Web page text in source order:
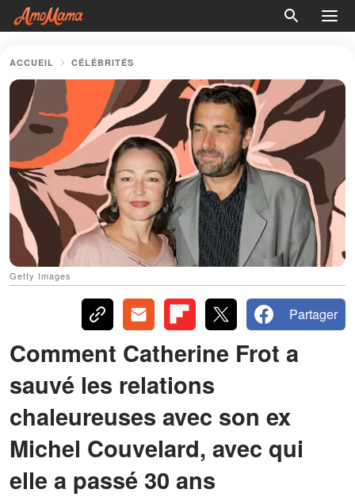
ACCUEIL CÉLÉBRITÉS
Getty Images
Partager
Comment Catherine Frot a
sauvé les relations
chaleureuses avec son ex
Michel Couvelard, avec qui
elle a passé 30 ans